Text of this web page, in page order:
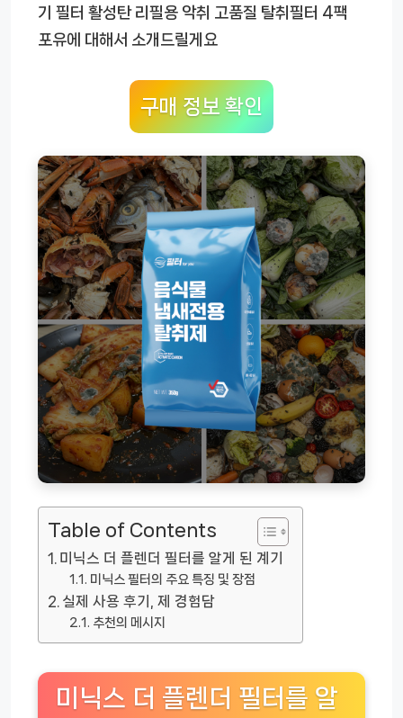
기 필터 활성탄 리필용 악취 고품질 탈취필터 4팩
포유에 대해서 소개드릴게요
구매 정보 확인
Table of Contents
미닉스 더 플렌더 필터를 알게 된 계기
미닉스 필터의 주요 특징 및 장점
실제 사용 후기, 제 경험담
추천의 메시지
미닉스 더 플렌더 필터를 알